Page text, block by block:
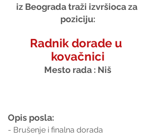
iz Beograda traži izvršioca za
poziciju:
Radnik dorade u
kovačnici
Mesto rada : Niš
Opis posla:
- Brušenje i finalna dorada